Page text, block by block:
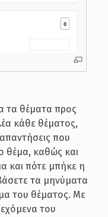
τα θέματα προς
κάθε θέματος,
που
θέμα, καθώς και
και πότε μπήκε η
τα μηνύματα
του θέματος. Με
του